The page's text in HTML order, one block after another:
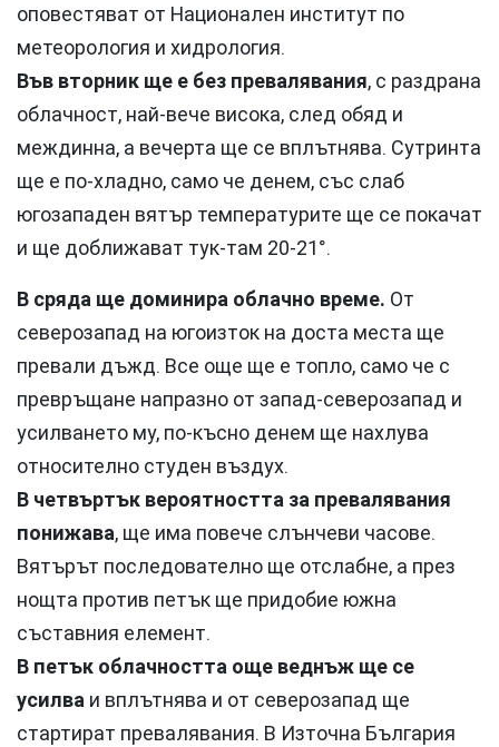
оповестяват от Национален институт по
метеорология и хидрология.
Във вторник ще е без превалявания, с раздрана
облачност, най-вече висока, след обяд и
междинна, а вечерта ще се вплътнява. Сутринта
ще е по-хладно, само че денем, със слаб
югозападен вятър температурите ще се покачат
и ще доближават тук-там 20-21°.
В сряда ще доминира облачно време. От
северозапад на югоизток на доста места ще
превали дъжд. Все още ще е топло, само че с
превръщане напразно от запад-северозапад и
усилването му, по-късно денем ще нахлува
относително студен въздух.
В четвъртък вероятността за превалявания
понижава, ще има повече слънчеви часове.
Вятърът последователно ще отслабне, а през
нощта против петък ще придобие южна
съставния елемент.
В петък облачността още веднъж ще се
усилва и вплътнява и от северозапад ще
стартират превалявания. В Източна България